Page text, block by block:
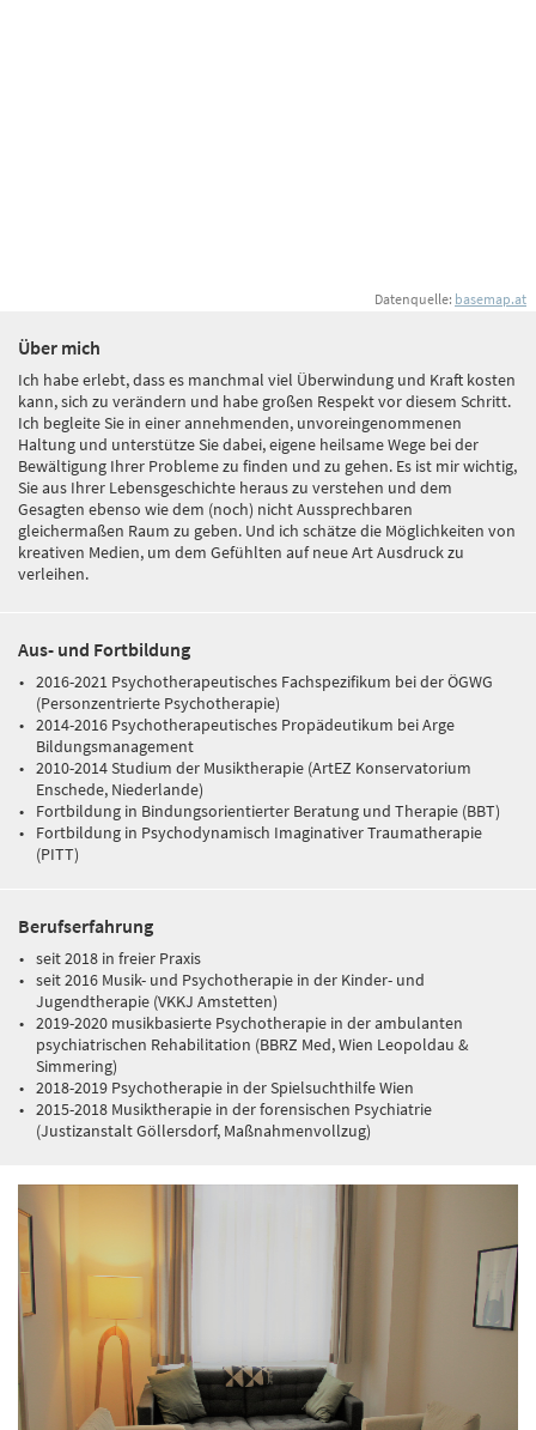
Datenquelle: basemap.at
Über mich
Ich habe erlebt, dass es manchmal viel Überwindung und Kraft kosten
kann, sich zu verändern und habe großen Respekt vor diesem Schritt.
Ich begleite Sie in einer annehmenden, unvoreingenommenen
Haltung und unterstütze Sie dabei, eigene heilsame Wege bei der
Bewältigung Ihrer Probleme zu finden und zu gehen. Es ist mir wichtig,
Sie aus Ihrer Lebensgeschichte heraus zu verstehen und dem
Gesagten ebenso wie dem (noch) nicht Aussprechbaren
gleichermaßen Raum zu geben. Und ich schätze die Möglichkeiten von
kreativen Medien, um dem Gefühlten auf neue Art Ausdruck zu
verleihen.
Aus- und Fortbildung
2016-2021 Psychotherapeutisches Fachspezifikum bei der ÖGWG
(Personzentrierte Psychotherapie)
2014-2016 Psychotherapeutisches Propädeutikum bei Arge
Bildungsmanagement
2010-2014 Studium der Musiktherapie (ArtEZ Konservatorium
Enschede, Niederlande)
Fortbildung in Bindungsorientierter Beratung und Therapie (BBT)
Fortbildung in Psychodynamisch Imaginativer Traumatherapie
(PITT)
Berufserfahrung
seit 2018 in freier Praxis
seit 2016 Musik- und Psychotherapie in der Kinder- und
Jugendtherapie (VKKJ Amstetten)
2019-2020 musikbasierte Psychotherapie in der ambulanten
psychiatrischen Rehabilitation (BBRZ Med, Wien Leopoldau &
Simmering)
2018-2019 Psychotherapie in der Spielsuchthilfe Wien
2015-2018 Musiktherapie in der forensischen Psychiatrie
(Justizanstalt Göllersdorf, Maßnahmenvollzug)